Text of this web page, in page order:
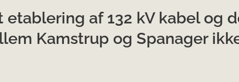
etablering af 132 kV kabel og
Kamstrup og Spanager